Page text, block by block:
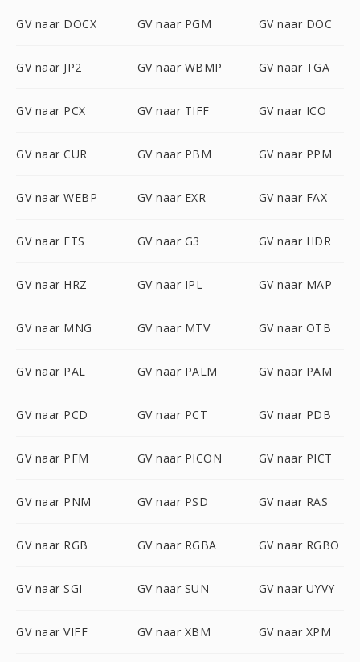
GV naar DOCX GV naar PGM GV naar DOC
GV naar JP2 GV naar WBMP GV naar TGA
GV naar PCX GV naar TIFF GV naar ICO
GV naar CUR GV naar PBM GV naar PPM
GV naar WEBP GV naar EXR GV naar FAX
GV naar FTS GV naar G3 GV naar HDR
GV naar HRZ GV naar IPL GV naar MAP
GV naar MNG GV naar MTV GV naar OTB
GV naar PAL GV naar PALM GV naar PAM
GV naar PCD GV naar PCT GV naar PDB
GV naar PFM GV naar PICON GV naar PICT
GV naar PNM GV naar PSD GV naar RAS
GV naar RGB GV naar RGBA GV naar RGBO
GV naar SGI GV naar SUN GV naar UYVY
GV naar VIFF GV naar XBM GV naar XPM